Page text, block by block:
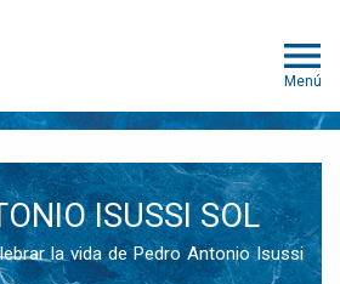
Menú
ISUSSI SOL
la vida de Pedro Antonio Isussi